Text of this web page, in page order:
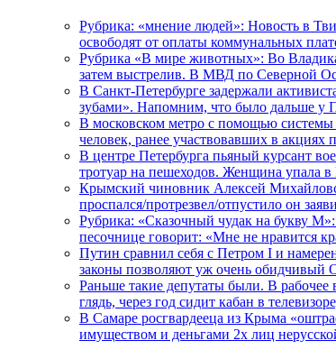
Рубрика: «мнение людей»: Новость в
освободят от оплаты коммунальных
Рубрика «В мире животных»: Во
затем выстрелив. В МВД по Северной
В Санкт-Петербурге задержали
зубами». Напомним, что было дальше у
В московском метро с помощью системы
человек, ранее участвовавших в
В центре Петербурга пьяный курсант
тротуар на пешеходов. Женщина упала
Крымский чиновник Алексей
проспался/протрезвел/отпустило он
Рубрика: «Сказочный чудак на букву
песочнице говорит: «Мне не нравится
Путин сравнил себя с Петром I и
законы позволяют уж очень
Раньше такие депутаты были. В рабочее
глядь, через год сидит кабан в
В Самаре росгвардееца из Крыма
имуществом и деньгами 2х лиц